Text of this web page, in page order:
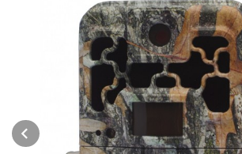
Prev